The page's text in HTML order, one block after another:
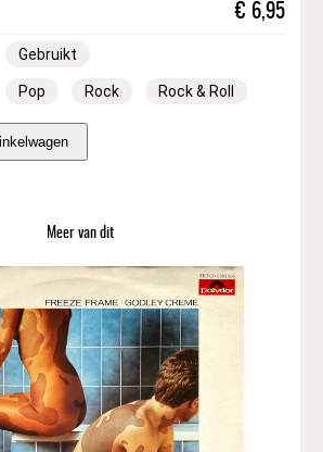
€ 6,95
Gebruikt
Pop Rock Rock & Roll
l
s
r
e
s
l
e
y
–
E
Meer van dit